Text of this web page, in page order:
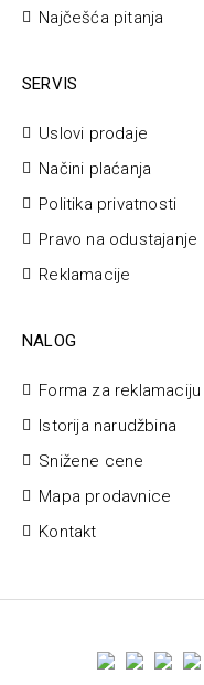
Najčešća pitanja
SERVIS
Uslovi prodaje
Načini plaćanja
Politika privatnosti
Pravo na odustajanje
Reklamacije
NALOG
Forma za reklamaciju
Istorija narudžbina
Snižene cene
Mapa prodavnice
Kontakt